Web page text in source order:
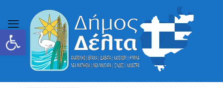
Ανοίξτε τη γραμμή εργαλείων